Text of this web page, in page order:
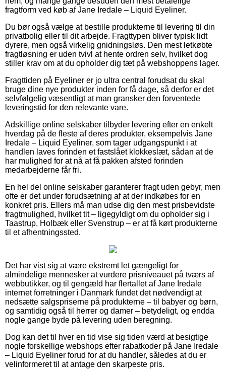
fragtform ved køb af Jane Iredale – Liquid Eyeliner.
Du bør også vælge at bestille produkterne til levering til din
privatbolig eller til dit arbejde. Fragttypen bliver typisk lidt
dyrere, men også virkelig gnidningsløs. Den mest letkøbte
fragtløsning er uden tvivl at hente ordren selv, hvilket dog
stiller krav om at du opholder dig tæt på webshoppens lager.
Fragttiden på Eyeliner er jo ultra central forudsat du skal
bruge dine nye produkter inden for få dage, så derfor er det
selvfølgelig væsentligt at man gransker den forventede
leveringstid for den relevante vare.
Adskillige online selskaber tilbyder levering efter en enkelt
hverdag på de fleste af deres produkter, eksempelvis Jane
Iredale – Liquid Eyeliner, som tager udgangspunkt i at
handlen laves forinden et fastslået klokkeslæt, sådan at de
har mulighed for at nå at få pakken afsted forinden
medarbejderne får fri.
En hel del online selskaber garanterer fragt uden gebyr, men
ofte er det under forudsætning af at der indkøbes for en
konkret pris. Ellers må man udse dig den mest prisbevidste
fragtmulighed, hvilket tit – ligegyldigt om du opholder sig i
Taastrup, Holbæk eller Svenstrup – er at få kørt produkterne
til et afhentningssted.
Det har vist sig at være ekstremt let gængeligt for
almindelige mennesker at vurdere prisniveauet på tværs af
webbutikker, og til gengæld har flertallet af Jane Iredale
internet forretninger i Danmark fundet det nødvendigt at
nedsætte salgspriserne på produkterne – til babyer og børn,
og samtidig også til herrer og damer – betydeligt, og endda
nogle gange byde på levering uden beregning.
Dog kan det til hver en tid vise sig tiden værd at besigtige
nogle forskellige webshops efter rabatkoder på Jane Iredale
– Liquid Eyeliner forud for at du handler, således at du er
velinformeret til at antage den skarpeste pris.